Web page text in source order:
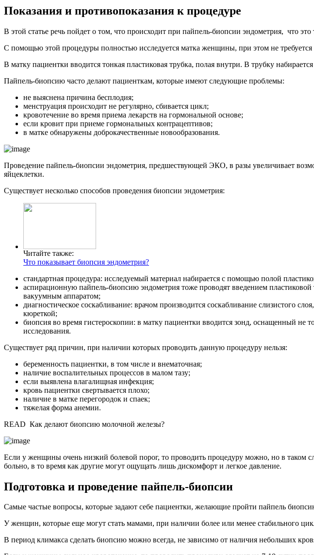
Показания и противопоказания к процедуре
В этой статье речь пойдет о том, что происходит при пайпель-биопсии эндометрия, что это
С помощью этой процедуры полностью исследуется матка женщины, при этом не
В матку пациентки вводится тонкая пластиковая трубка, полая внутри. В трубку
Пайпель-биопсию часто делают пациенткам, которые имеют следующие проблемы:
не выяснена причина бесплодия;
менструация происходит не регулярно, сбивается цикл;
кровотечение во время приема лекарств на гормональной основе;
если кровит при приеме гормональных контрацептивов;
в матке обнаружены доброкачественные новообразования.
Проведение пайпель-биопсии эндометрия, предшествующей ЭКО, в разы увеличивает
яйцеклетки.
Существует несколько способов проведения биопсии эндометрия:
Читайте также:
Что показывает биопсия эндометрия?
стандартная процедура: исследуемый материал набирается с помощью полой
аспирационную пайпель-биопсию эндометрия тоже проводят введением
вакуумным аппаратом;
диагностическое соскабливание: врачом производится соскабливание слизистого
кюреткой;
биопсия во время гистероскопии: в матку пациентки вводится зонд, оснащенный не
исследования.
Существует ряд причин, при наличии которых проводить данную процедуру нельзя:
беременность пациентки, в том числе и внематочная;
наличие воспалительных процессов в малом тазу;
если выявлена влагалищная инфекция;
кровь пациентки свертывается плохо;
наличие в матке перегородок и спаек;
тяжелая форма анемии.
READ Как делают биопсию молочной железы?
Если у женщины очень низкий болевой порог, то проводить процедуру можно, но в таком
больно, в то время как другие могут ощущать лишь дискомфорт и легкое давление.
Подготовка и проведение пайпель-биопсии
Самые частые вопросы, которые задают себе пациентки, желающие пройти пайпель
У женщин, которые еще могут стать мамами, при наличии более или менее стабильного
В период климакса сделать биопсию можно всегда, не зависимо от наличия небольших